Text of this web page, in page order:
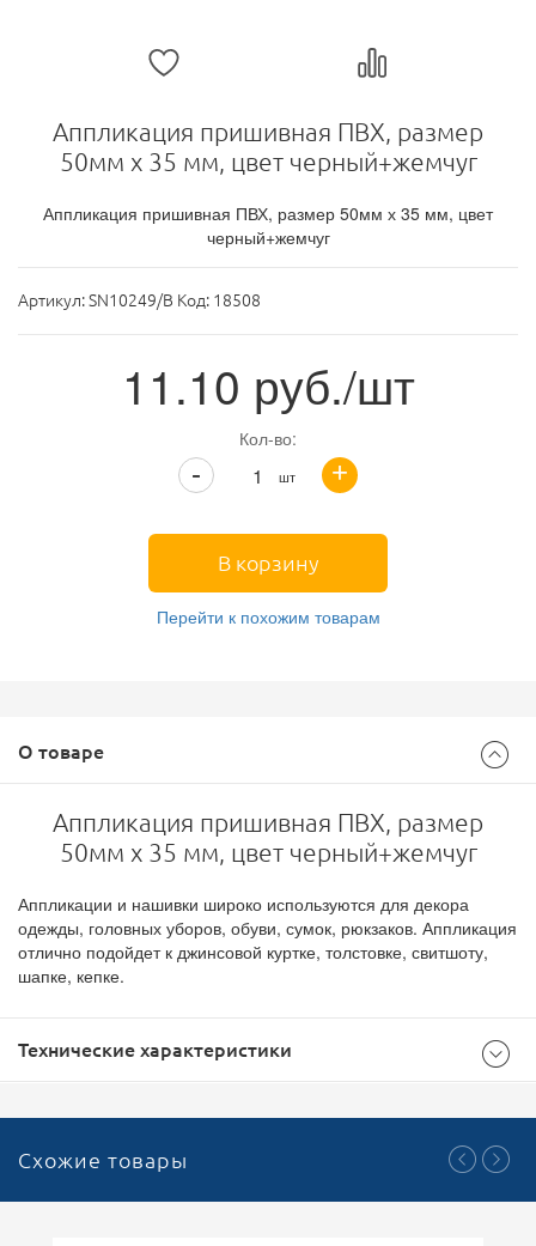
Аппликация пришивная ПВХ, размер
50мм х 35 мм, цвет черный+жемчуг
Аппликация пришивная ПВХ, размер 50мм х 35 мм, цвет
черный+жемчуг
Артикул:SN10249/B Код: 18508
11.10 руб./шт
Кол-во:
шт +
-
В корзину
Перейти к похожим товарам
О товаре
Аппликация пришивная ПВХ, размер
50мм х 35 мм, цвет черный+жемчуг
Аппликации и нашивки широко используются для декора
одежды, головных уборов, обуви, сумок, рюкзаков. Аппликация
отлично подойдет к джинсовой куртке, толстовке, свитшоту,
шапке, кепке.
Технические характеристики
Схожие товары